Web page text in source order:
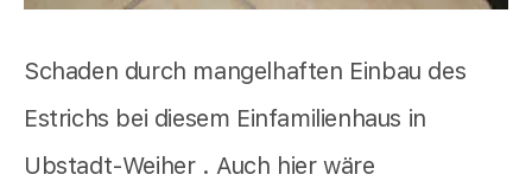
Schaden durch mangelhaften Einbau des
Estrichs bei diesem Einfamilienhaus in
Ubstadt-Weiher . Auch hier wäre